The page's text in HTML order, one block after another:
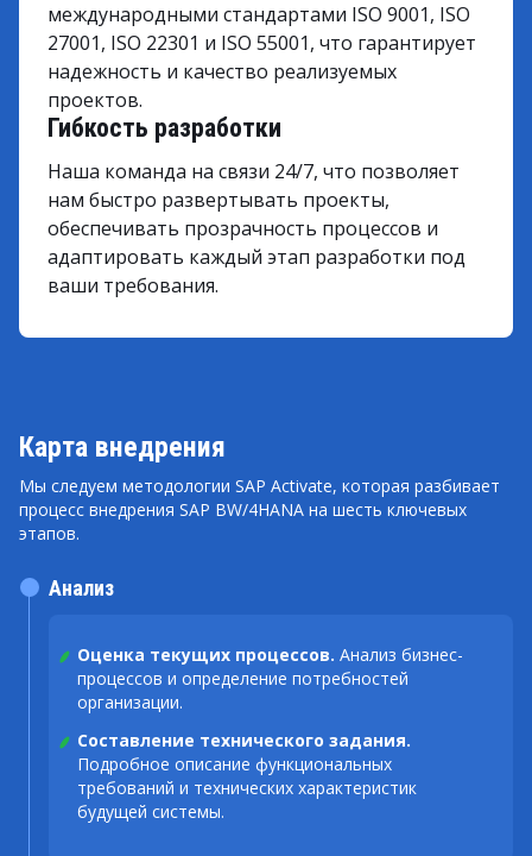
международными стандартами ISO 9001, ISO
27001, ISO 22301 и ISO 55001, что гарантирует
надежность и качество реализуемых
проектов.
Гибкость разработки
Наша команда на связи 24/7, что позволяет
нам быстро развертывать проекты,
обеспечивать прозрачность процессов и
адаптировать каждый этап разработки под
ваши требования.
Карта внедрения
Мы следуем методологии SAP Activate, которая разбивает
процесс внедрения SAP BW/4HANA на шесть ключевых
этапов.
Оценка текущих процессов. Анализ бизнес-
процессов и определение потребностей
организации.
Составление технического задания.
Подробное описание функциональных
требований и технических характеристик
будущей системы.
Анализ